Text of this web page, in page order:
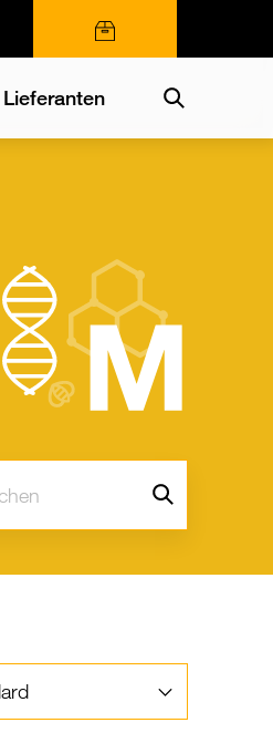
Lieferanten Search
Go